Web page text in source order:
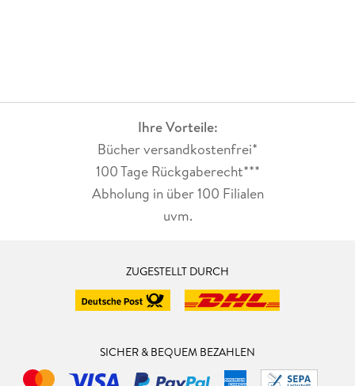
Ihre Vorteile:
Bücher versandkostenfrei*
100 Tage Rückgaberecht***
Abholung in über 100 Filialen
uvm.
ZUGESTELLT DURCH
SICHER & BEQUEM BEZAHLEN